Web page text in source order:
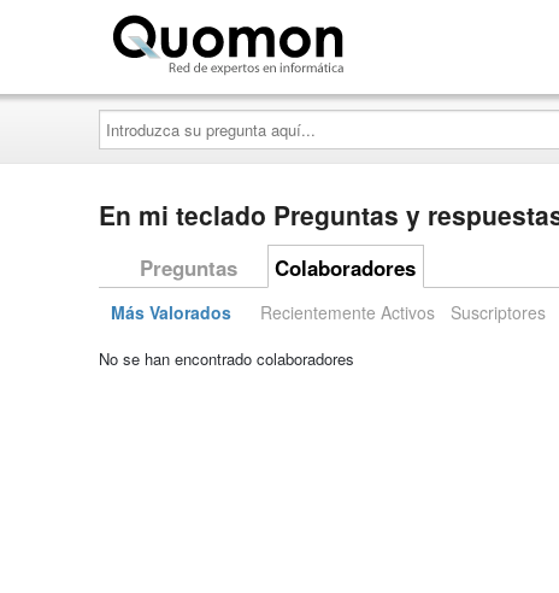
Introduzca
su
pregunta
aquí...
En mi teclado Preguntas y
Preguntas Colaboradores
Más Valorados Recientemente Activos Suscriptores
No se han encontrado colaboradores